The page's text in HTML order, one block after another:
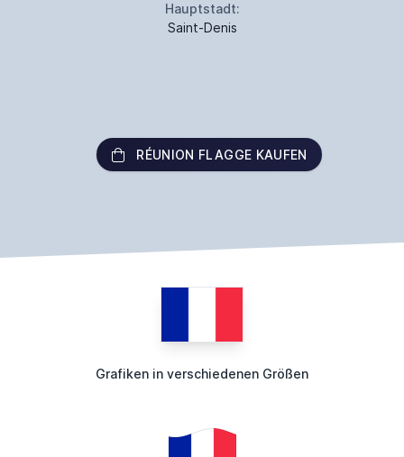
Hauptstadt:
Saint-Denis
RÉUNION FLAGGE KAUFEN
Grafiken in verschiedenen Größen